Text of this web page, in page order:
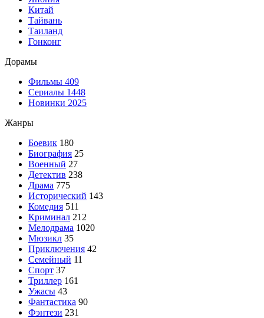
Китай
Тайвань
Таиланд
Гонконг
Дорамы
Фильмы 409
Сериалы 1448
Новинки 2025
Жанры
Боевик 180
Биография 25
Военный 27
Детектив 238
Драма 775
Исторический 143
Комедия 511
Криминал 212
Мелодрама 1020
Мюзикл 35
Приключения 42
Семейный 11
Спорт 37
Триллер 161
Ужасы 43
Фантастика 90
Фэнтези 231